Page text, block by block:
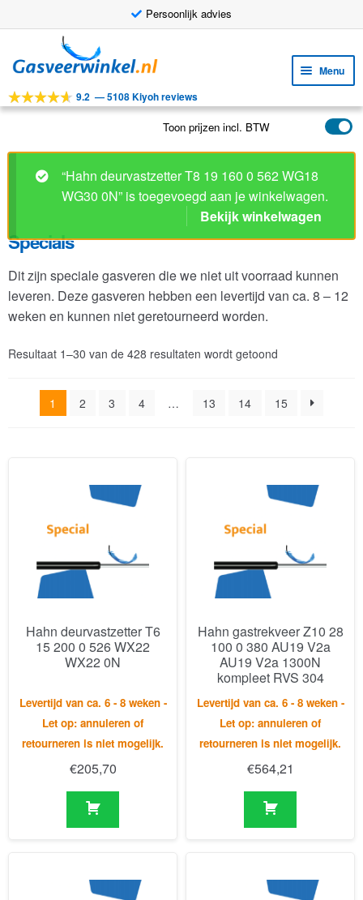
Persoonlijk advies
door
navigatie
naar
inhoud
Menu
Tools
Toepassingen
Klantenservice
9.2 —5108 Kiyoh reviews
Toon prijzen incl. BTW
Specials
Dit zijn speciale gasveren die we niet uit voorraad kunnen
leveren. Deze gasveren hebben een levertijd van ca. 8 – 12
weken en kunnen niet geretourneerd worden.
Resultaat 1–30 van de 428 resultaten wordt getoond
1 2 3 4 … 13 14
Hahn deurvastzetter T6
15 200 0 526 WX22
WX22 0N
Levertijd van ca. 6 - 8 weken -
Let op: annuleren of
retourneren is niet mogelijk.
Hahn gastrekveer Z10 28
100 0 380 AU19 V2a
AU19 V2a 1300N
kompleet RVS 304
Levertijd van ca. 6 - 8 weken -
Let op: annuleren of
retourneren is niet mogelijk.
€564,21